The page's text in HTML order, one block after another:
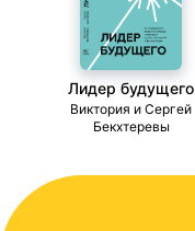
Лидер будущего
Виктория и Сергей
Бекхтеревы